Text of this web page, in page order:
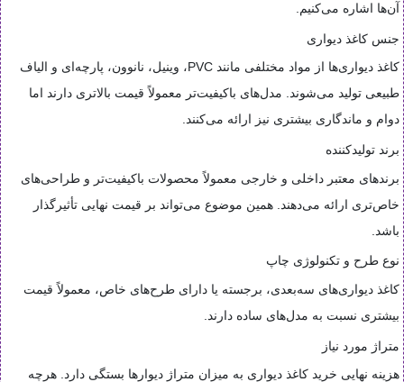
آن‌ها اشاره می‌کنیم.
جنس کاغذ دیواری
کاغذ دیواری‌ها از مواد مختلفی مانند PVC، وینیل، نانوون، پارچه‌ای و الیاف
طبیعی تولید می‌شوند. مدل‌های باکیفیت‌تر معمولاً قیمت بالاتری دارند اما
دوام و ماندگاری بیشتری نیز ارائه می‌کنند.
برند تولیدکننده
برندهای معتبر داخلی و خارجی معمولاً محصولات باکیفیت‌تر و طراحی‌های
خاص‌تری ارائه می‌دهند. همین موضوع می‌تواند بر قیمت نهایی تأثیرگذار
باشد.
نوع طرح و تکنولوژی چاپ
کاغذ دیواری‌های سه‌بعدی، برجسته یا دارای طرح‌های خاص، معمولاً قیمت
بیشتری نسبت به مدل‌های ساده دارند.
متراژ مورد نیاز
هزینه نهایی خرید کاغذ دیواری به میزان متراژ دیوارها بستگی دارد. هرچه